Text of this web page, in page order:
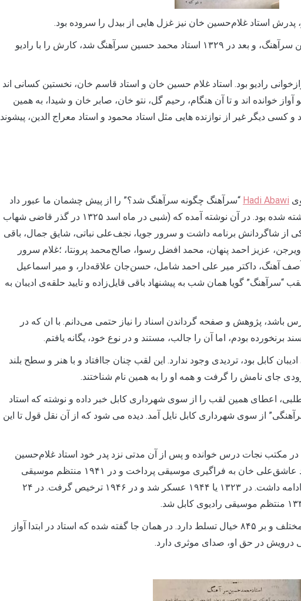
پدرش استاد غلام‌حسین خان نیز غزل هایی از بیدل را سروده بود.
محمد حسین‌ خان که پسان‌ها محمد حسین سرآهنگ، و بعد در ۱۳۲۹ استاد محمد حسین سرآهنگ شد، کارش را با رادیو
رادیو بود. استاد غلام حسین خان و استاد قاسم خان، نخستین کسانی اند
آواز خوانده اند و تا آن هنگام، رحیم گل، نتو خان‌، صابر خان و شیدا، به همین
و کسی دیگر غیر از نوازنده هایی مثل استاد محمود و استاد معراج الدین، پیشوند
Hadi Abawi “سرآهنگ چگونه سرآهنگ شد؟” را از پیش چشمان ما عبور داد
که با نقل قول از میر اسماعیل نجیمی نوشته شده بود. در آن نوشته آمده که (شبی در ماه اسد ۱۳۲۵ در گذر قاضی شهاب
از شاگردانش برنامه داشت و سرور جویا، نجف‌علی نباتی، شایق جمال، باقی
عزیز احمد‌ پنهان‌، محمد افضل رسوا، صالح‌محمد پرونتا، ؛غلام سرور
آهنگ، داکتر میر علی احمد شامل، حسن‌جان علاقه‌دار، و میر اسماعیل
“سرآهنگ” گویا همان شب به پیشنهاد باقی قایل‌زاده و تایید حلقه‌ی ادیبان به
پژوهش و صفحه گرداندن اسناد را نیاز حتمی می‌دانم. با ان که در
برنخورده بودم، اما آن را جالب، مستند و در نوع خود، یگانه یافتم.
کابل بود، تردیدی وجود ندارد. این لقب چنان جاافتاد و با هنر و سطح بلند
جای نامش را گرفت و همه او را به همین نام شناختند.
در مطلبی، اعطای همین لقب را از سوی شهرداری کابل خبر داده و نوشته که استاد
لقب “سرآهنگی” از سوی شهرداری کابل نایل آمد. دیده می شود که از آن نقل قول تا این
در مکتب نجات درس خوانده و پس از آن مدتی نزد پدر خود استاد غلام‌حسین
خان و ۱۶ سال در ریاست پتیاله نزد استاد عاشق‌علی خان به فراگیری موسیقی پرداخت و در ۱۹۴۱ منتظم موسیقی
افغانستان در رادیو دهلی شد که تا ۱۹۴۳ ادامه داشت. در ۱۳۲۳ یا ۱۹۴۴ عسکر شد و در ۱۹۴۶ ترخیص گرفت. در ۲۴
در همان سند آمده که استاد بر ۱۵۰ راگ مختلف و بر ۸۴۵ خیال تسلط دارد. در همان جا گفته شده که استاد در ابتدا آواز
درویش در حق او، صدای موثری دارد.